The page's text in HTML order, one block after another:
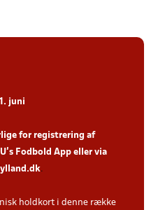
juni
for registrering af
Fodbold App eller via
.
holdkort i denne række